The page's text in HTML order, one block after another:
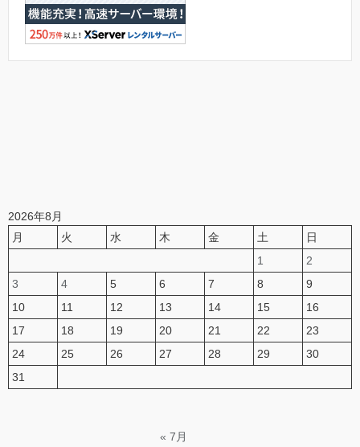
2026年8月
月
火 水 木 金 土
日
1
2
3
4 5 6 7 8
9
10
11 12 13 14 15
16
17
18 19 20 21 22
23
24
25 26 27 28 29
30
31
« 7月